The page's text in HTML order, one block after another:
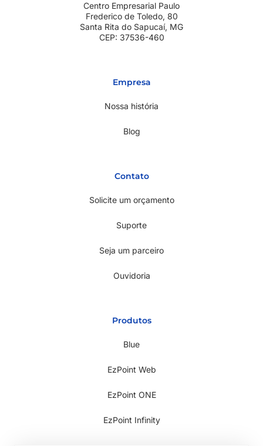
Centro Empresarial Paulo
Frederico de Toledo, 80
Santa Rita do Sapucaí, MG
CEP: 37536-460
Empresa
Nossa história
Blog
Contato
Solicite um orçamento
Suporte
Seja um parceiro
Ouvidoria
Produtos
Blue
EzPoint Web
EzPoint ONE
EzPoint Infinity